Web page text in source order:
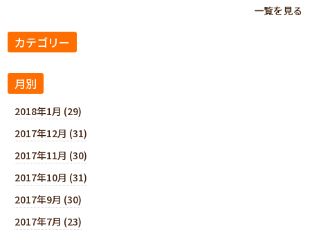
一覧を見る
カテゴリー
月別
2018年1月 (29)
2017年12月 (31)
2017年11月 (30)
2017年10月 (31)
2017年9月 (30)
2017年7月 (23)